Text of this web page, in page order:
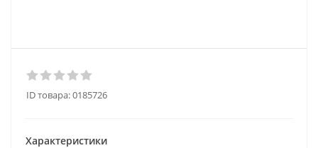
ID товара:0185726
Характеристики